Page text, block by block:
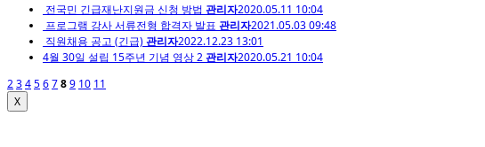
전국민 긴급재난지원금 신청 방법 관리자2020.05.11 10:04
프로그램 강사 서류전형 합격자 발표 관리자2021.05.03 09:48
직원채용 공고 (긴급)관리자2022.12.23 13:01
4월 30일 설립 15주년 기념 영상 2관리자2020.05.21 10:04
23456789 10 11
X